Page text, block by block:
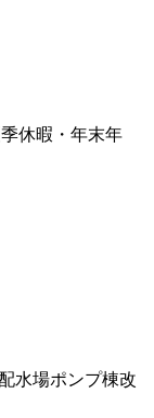
休暇・年末年
水場ポンプ棟改